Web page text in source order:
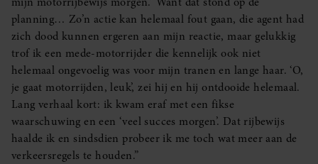
planning… Zo’n actie kan helemaal fout gaan, die agent had
zich dood kunnen ergeren aan mijn reactie, maar gelukkig
trof ik een mede-motorrijder die kennelijk ook niet
helemaal ongevoelig was voor mijn tranen en lange haar. ‘O,
je gaat motorrijden, leuk’, zei hij en hij ontdooide helemaal.
Lang verhaal kort: ik kwam eraf met een fikse
waarschuwing en een ‘veel succes morgen’. Dat rijbewijs
haalde ik en sindsdien probeer ik me toch wat meer aan de
verkeersregels te houden.”